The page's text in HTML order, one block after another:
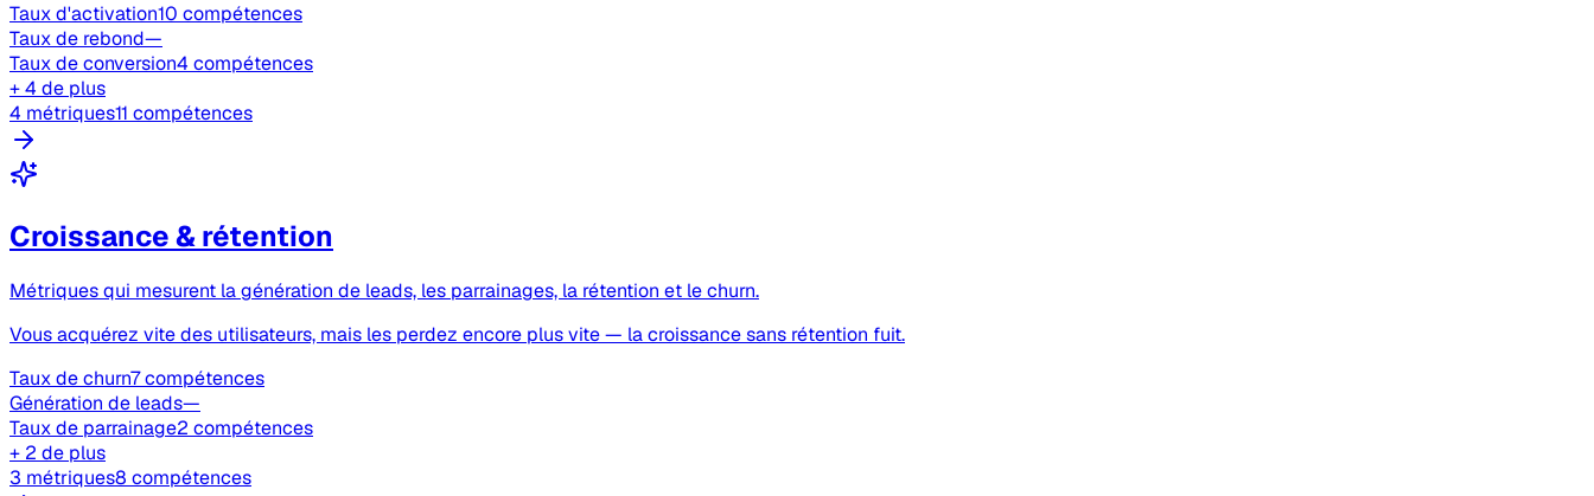
Taux d'activation10 compétences
Taux de rebond—
Taux de conversion4 compétences
+ 4 de plus
4 métriques11 compétences
Croissance & rétention
Métriques qui mesurent la génération de leads, les parrainages, la rétention et le churn.
Vous acquérez vite des utilisateurs, mais les perdez encore plus vite — la croissance sans rétention fuit.
Taux de churn7 compétences
Génération de leads—
Taux de parrainage2 compétences
+ 2 de plus
3 métriques8 compétences